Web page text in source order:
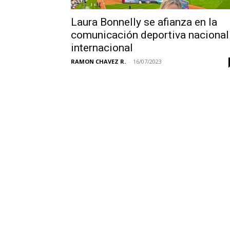
Laura Bonnelly se afianza en la
comunicación deportiva
internacional
RAMON CHAVEZ R. - 16/07/2023